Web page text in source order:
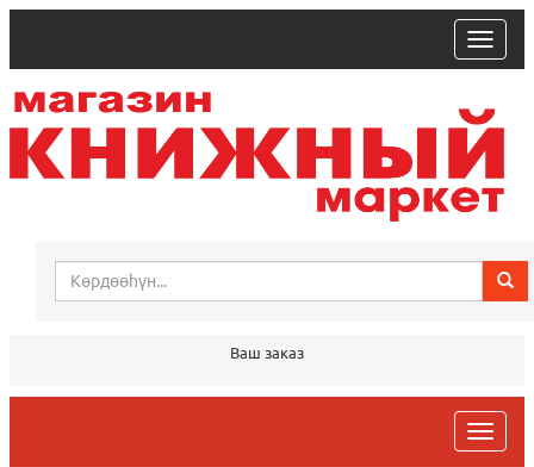
trk
Ваш заказ
trk